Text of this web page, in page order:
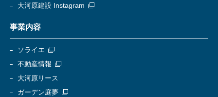
大河原建設 Instagram
事業内容
ソライエ
不動産情報
大河原リース
ガーデン庭夢